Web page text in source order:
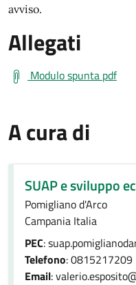
avviso.
Allegati
Modulo spunta pdf
A cura di
SUAP e sviluppo
Pomigliano d'Arco
Campania Italia
PEC:
Telefono: 0815217209
Email: